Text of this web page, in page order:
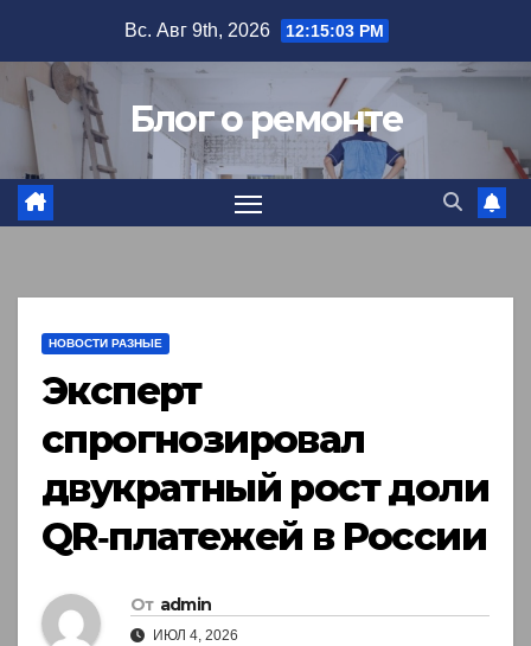
содержимому
Вс. Авг 9th, 2026 12:15:04 PM
Блог о ремонте
НОВОСТИ РАЗНЫЕ
Эксперт
спрогнозировал
двукратный рост доли
QR‑платежей в России
От admin
ИЮЛ 4, 2026